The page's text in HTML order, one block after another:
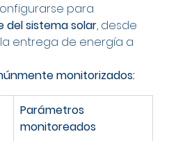
para
del sistema solar, desde
entrega de energía a
monitorizados:
Parámetros
monitoreados